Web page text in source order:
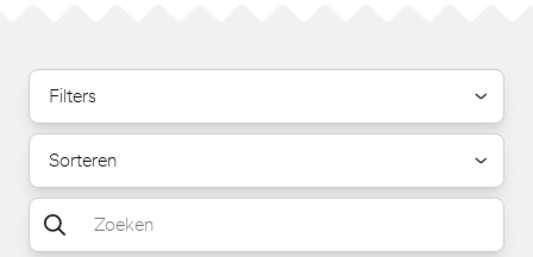
Filters
Sorteren